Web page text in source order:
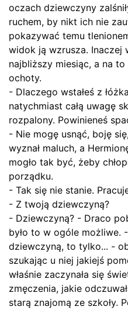
oczach dziewczyny
ruchem, by nikt ich nie
pokazywać temu
widok ją wzrusza. Inaczej
najbliższy miesiąc, a na to
ochoty.
- Dlaczego wstałeś z
natychmiast całą uwagę
rozpalony. Powinieneś
- Nie mogę usnąć, boję
wyznał maluch, a
mogło tak być, żeby
porządku.
- Tak się nie stanie.
- Z twoją dziewczyną?
- Dziewczyną? - Draco
było to w ogóle możliwe.
dziewczyną, to tylko... -
szukając u niej jakiejś
właśnie zaczynała się
zmęczenia, jakie
starą znajomą ze szkoły.